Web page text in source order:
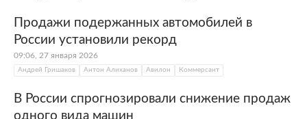
Продажи подержанных автомобилей в
России установили рекорд
09:06, 27 января 2026
Андрей Гришаков Антон Алиханов Авилон Коммерсант
В России спрогнозировали снижение продаж
одного вида машин